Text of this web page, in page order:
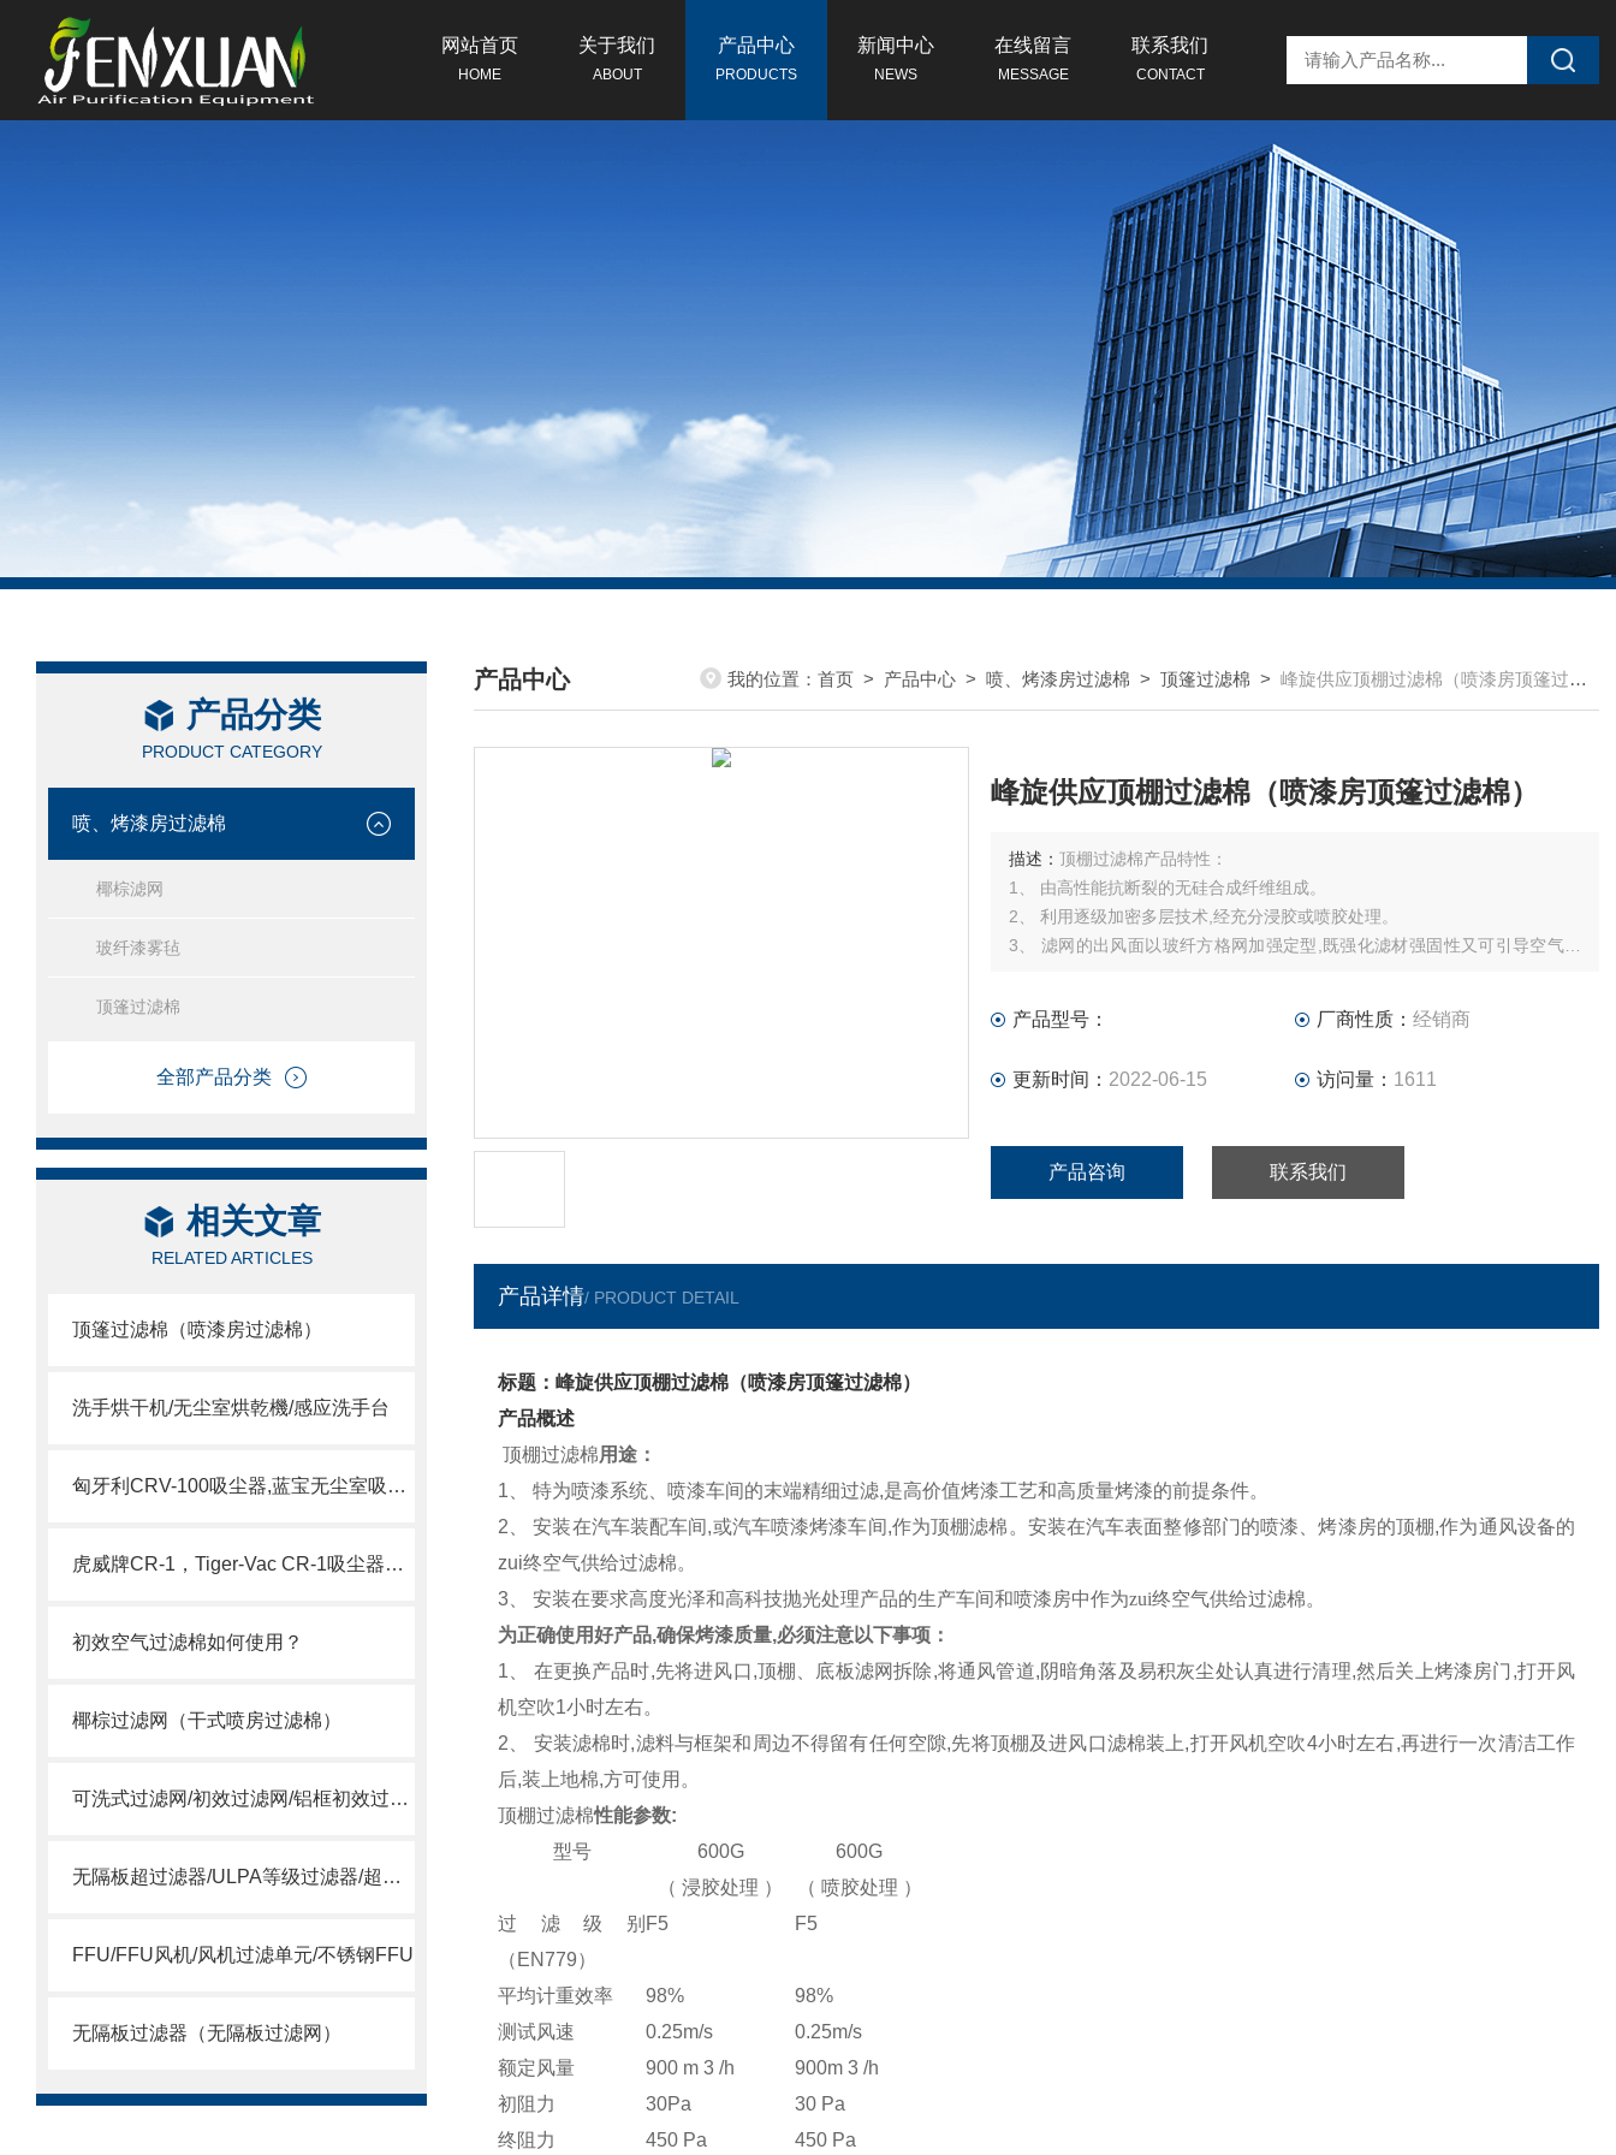
网站首页
HOME
关于我们
ABOUT
产品中心
PRODUCTS
新闻中心
NEWS
在线留言
MESSAGE
联系我们
CONTACT
产品分类
PRODUCT CATEGORY
喷、烤漆房过滤棉
椰棕滤网
玻纤漆雾毡
顶篷过滤棉
全部产品分类
相关文章
RELATED ARTICLES
顶篷过滤棉（喷漆房过滤棉）
洗手烘干机/无尘室烘乾機/感应洗手台
匈牙利CRV-100吸尘器,蓝宝无尘室吸尘器
虎威牌CR-1，Tiger-Vac CR-1吸尘器（含HEPA）
初效空气过滤棉如何使用？
椰棕过滤网（干式喷房过滤棉）
可洗式过滤网/初效过滤网/铝框初效过滤网
无隔板超过滤器/ULPA等级过滤器/超空气过滤器
FFU/FFU风机/风机过滤单元/不锈钢FFU
无隔板过滤器（无隔板过滤网）
产品中心
/ PRODUCTS CENTER
我的位置：首页 > 产品中心 >喷、烤漆房过滤棉 >顶篷过滤棉 >峰旋供应顶棚过滤棉（喷漆房顶篷过滤棉）
峰旋供应顶棚过滤棉（喷漆房顶篷过滤棉）
描述： 顶棚过滤棉产品特性：
1、 由高性能抗断裂的无硅合成纤维组成。
2、 利用逐级加密多层技术,经充分浸胶或喷胶处理。
3、 滤网的出风面以玻纤方格网加强定型,既强化滤材强固性又可引导空气均
5、 耐湿度强,可达到100%相对湿度的耐湿性,耐温达120℃。
产品型号： 厂商性质： 经销商
更新时间： 2022-06-15 访问量： 1611
产品咨询 联系我们
产品详情/ PRODUCT DETAIL
标题：峰旋供应顶棚过滤棉（喷漆房顶篷过滤棉）
产品概述
顶棚过滤棉用途：
1 、 特为喷漆系统、 喷漆车间的末端精细过滤,是高价值烤漆工艺和高质量烤漆的前提条件。
2 、 安装在汽车装配车间,或汽车喷漆烤漆车间,作为顶棚滤棉 。安装在汽车表面整修部门的喷漆、烤漆房的顶棚,作为通风设备的
zui终空气供给过滤棉。
3 、 安装在要求高度光泽和高科技抛光处理产品的生产车间和喷漆房中作为zui终空气供给过滤棉。
为正确使用好产品,确保烤漆质量,必须注意以下事项：
1 、 在更换产品时,先将进风口,顶棚、底板滤网拆除,将通风管道,阴暗角落及易积灰尘处认真进行清理,然后关上烤漆房门 ,打开风
机空吹1小时左右。
2 、 安装滤棉时,滤料与框架和周边不得留有任何空隙,先将顶棚及进风口滤棉装上,打开风机空吹4小时左右,再进行一次清洁工作
后,装上地棉,方可使用。
顶棚过滤棉性能参数:
型号
600G
600G
（ 浸胶处理 ） （ 喷胶处理 ）
过滤级别
（ EN779）
F5 F5
平均计重效率 98%
98%
测试风速
0.25m/s
0.25m/s
额定风量
900 m 3 /h
900m 3 /h
初阻力
30Pa
30 Pa
终阻力
450 Pa 450 Pa